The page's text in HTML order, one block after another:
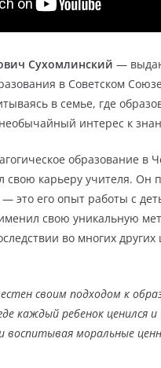
Сухомлинский —
в Советском
в семье, где
интерес к
образование в
свою карьеру учителя.
— это его опыт работы с
свою уникальную
во многих
своим подходом к
каждый ребенок
воспитывая моральные